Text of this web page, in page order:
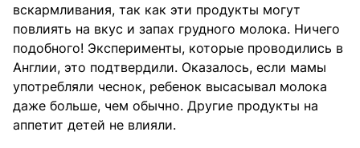
вскармливания, так как эти продукты могут
повлиять на вкус и запах грудного молока. Ничего
подобного! Эксперименты, которые проводились в
Англии, это подтвердили. Оказалось, если мамы
употребляли чеснок, ребенок высасывал молока
даже больше, чем обычно. Другие продукты на
аппетит детей не влияли.